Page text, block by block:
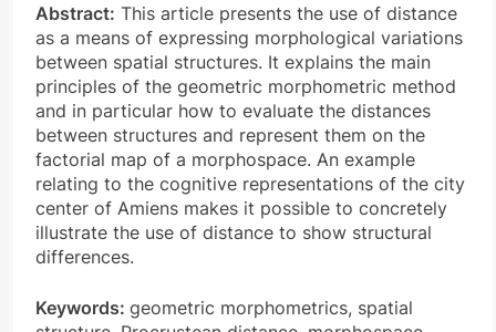
Abstract: This article presents the use of distance
as a means of expressing morphological variations
between spatial structures. It explains the main
principles of the geometric morphometric method
and in particular how to evaluate the distances
between structures and represent them on the
factorial map of a morphospace. An example
relating to the cognitive representations of the city
center of Amiens makes it possible to concretely
illustrate the use of distance to show structural
differences.
Keywords: geometric morphometrics, spatial